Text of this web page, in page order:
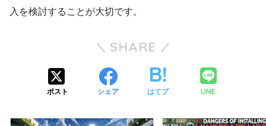
入を検討することが大切です。
SHARE
ポスト シェア はてブ LINE